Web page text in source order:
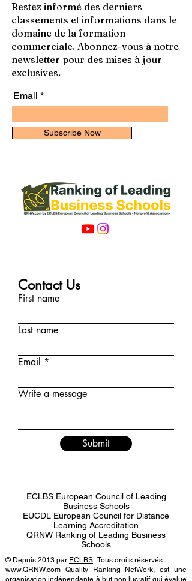
Restez informé des derniers
classements et informations dans le
domaine de la formation
commerciale. Abonnez-vous à notre
newsletter pour des mises à jour
exclusives.
Email
Subscribe Now
Contact Us
First name
Last name
Email
Write a message
Submit
ECLBS European Council of Leading
Business Schools
EUCDL European Council for Distance
Learning Accreditation
QRNW Ranking of Leading Business
Schools
© Depuis 2013 par ECLBS . Tous droits réservés.
www.QRNW.com Quality Ranking NetWork, est une
organisation indépendante à but non lucratif qui évalue